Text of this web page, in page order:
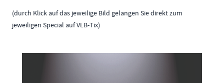
(durch Klick auf das jeweilige Bild gelangen Sie direkt zum
jeweiligen Special auf VLB-Tix)